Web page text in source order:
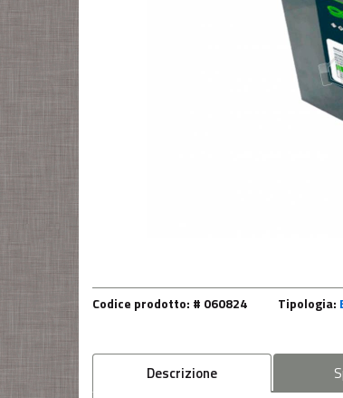
Codice prodotto: # 060824 Tipologia:
Descrizione